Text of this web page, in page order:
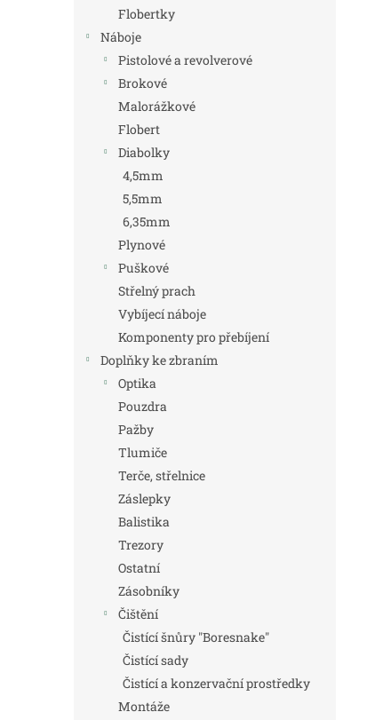
Flobertky
Náboje
Pistolové a revolverové
Brokové
Malorážkové
Flobert
Diabolky
4,5mm
5,5mm
6,35mm
Plynové
Puškové
Střelný prach
Vybíjecí náboje
Komponenty pro přebíjení
Doplňky ke zbraním
Optika
Pouzdra
Pažby
Tlumiče
Terče, střelnice
Záslepky
Balistika
Trezory
Ostatní
Zásobníky
Čištění
Čistící šnůry "Boresnake"
Čistící sady
Čistící a konzervační prostředky
Montáže